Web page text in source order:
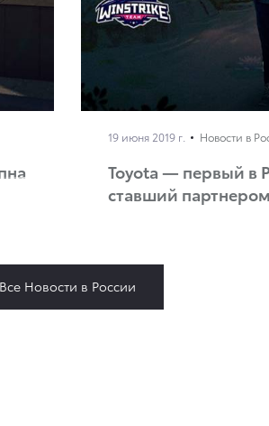
19 июня 2019 г. Новости в
Toyota — первый в
ставший
Все Новости в России